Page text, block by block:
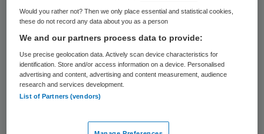
Consultants.
De facilitaire kosten ten opzichte van de
kosten van de gehele instelling bedroegen in
2011 10,1 procent en in 2012 9,6 procent.
Omgerekend is dit in 2011 22,70 euro per
Would you rather not? Then we only place essential and statistical cookies,
these do not record any data about you as a person
We and our partners process data to provide:
Use precise geolocation data. Actively scan device characteristics for
identification. Store and/or access information on a device. Personalised
advertising and content, advertising and content measurement, audience
research and services development.
List of Partners (vendors)